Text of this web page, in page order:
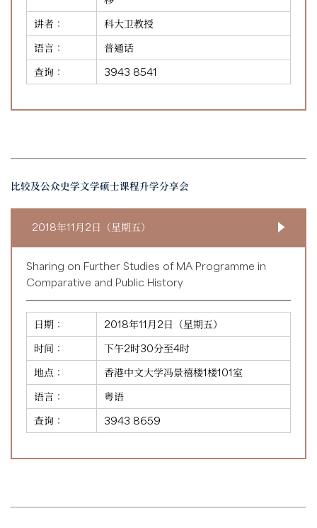
讲者：
科大卫教授
语言：
普通话
查询：
3943 8541
比较及公众史学文学硕士课程升学分享会
2018年11月2日（星期五）
Sharing on Further Studies of MA Programme in
Comparative and Public History
日期：
2018年11月2日（星期五）
时间：
下午2时30分至4时
地点：
香港中文大学冯景禧楼1楼101室
语言：
粤语
查询：
3943 8659